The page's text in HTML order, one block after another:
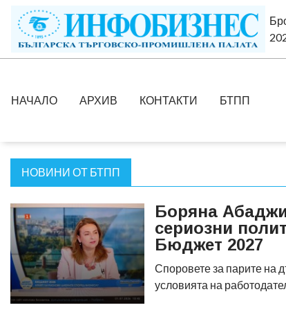
НАЧАЛО АРХИВ КОНТАКТИ БТПП
НОВИНИ ОТ БТПП
Боряна
сериозни
Бюджет 2027
Споровете за парите на
условията на